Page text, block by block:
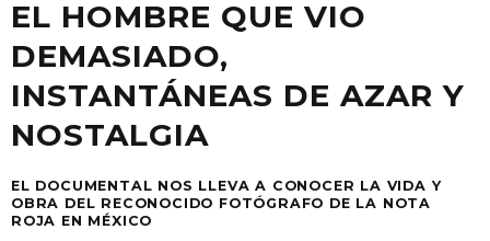
EL HOMBRE QUE VIO
DEMASIADO,
INSTANTÁNEAS DE AZAR Y
NOSTALGIA
EL DOCUMENTAL NOS LLEVA A CONOCER LA VIDA Y
OBRA DEL RECONOCIDO FOTÓGRAFO DE LA NOTA
ROJA EN MÉXICO